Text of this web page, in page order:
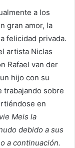
a los
gran amor, la
felicidad privada.
artista Niclas
Rafael van der
hijo con su
trabajando sobre
en
Meis la
debido a sus
a continuación.